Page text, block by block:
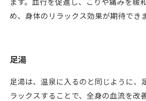
め、身体のリラックス効果が期待できま
足湯
足湯は、温泉に入るのと同じように、
ラックスすることで、全身の血流を改